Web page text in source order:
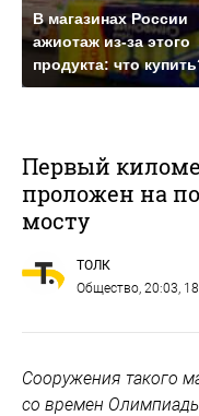
В магазинах России
ажиотаж из-за этого
продукта: что
Первый
проложен на
мосту
ТОЛК
Общество, 20:03,
Сооружения такого
со времен